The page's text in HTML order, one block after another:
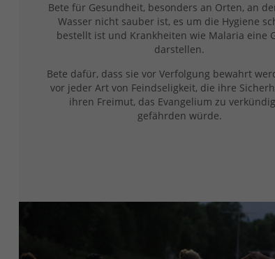
Bete für Gesundheit, besonders an Orten, an
Wasser nicht sauber ist, es um die Hygiene
bestellt ist und Krankheiten wie Malaria eine
darstellen.
Bete dafür, dass sie vor Verfolgung bewahrt
vor jeder Art von Feindseligkeit, die ihre
ihren Freimut, das Evangelium zu
gefährden würde.